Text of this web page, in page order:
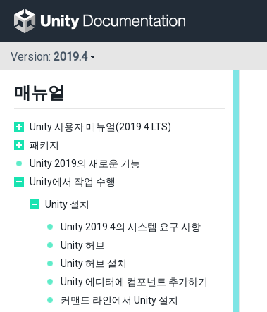
Version: 2019.4
매뉴얼
Unity 사용자 매뉴얼(2019.4 LTS)
패키지
Unity 2019의 새로운 기능
Unity에서 작업 수행
Unity 설치
Unity 2019.4의 시스템 요구 사항
Unity 허브
Unity 허브 설치
Unity 에디터에 컴포넌트 추가하기
커맨드 라인에서 Unity 설치